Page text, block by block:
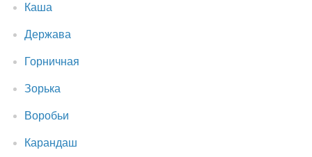
Каша
Держава
Горничная
Зорька
Воробьи
Карандаш